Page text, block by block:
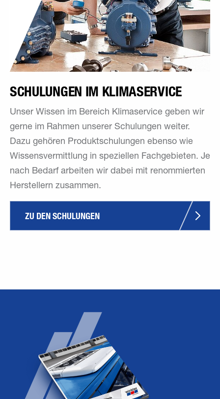
SCHULUNGEN IM KLIMASERVICE
Unser Wissen im Bereich Klimaservice geben wir
gerne im Rahmen unserer Schulungen weiter.
Dazu gehören Produktschulungen ebenso wie
Wissensvermittlung in speziellen Fachgebieten. Je
nach Bedarf arbeiten wir dabei mit renommierten
Herstellern zusammen.
ZU DEN SCHULUNGEN